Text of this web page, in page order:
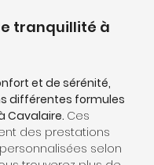
tranquillité à
et de sérénité,
différentes formules
Cavalaire. Ces
des prestations
selon